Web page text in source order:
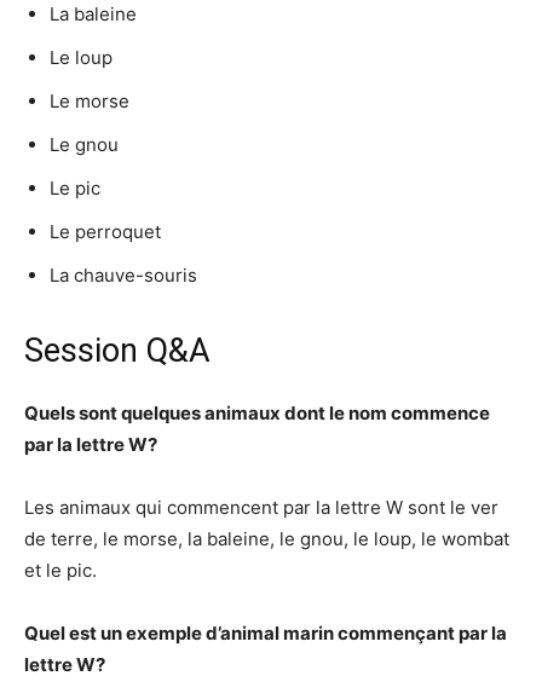
La baleine
Le loup
Le morse
Le gnou
Le pic
Le perroquet
La chauve-souris
Session Q&A
Quels sont quelques animaux dont le nom commence
par la lettre W?
Les animaux qui commencent par la lettre W sont le ver
de terre, le morse, la baleine, le gnou, le loup, le wombat
et le pic.
Quel est un exemple d’animal marin commençant par la
lettre W?